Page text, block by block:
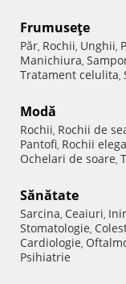
Frumuseţe
Păr, Rochii, Unghii,
Manichiura,
Tratament celulita,
Modă
Rochii, Rochii de
Pantofi, Rochii
Ochelari de soare,
Sănătate
Sarcina, Ceaiuri,
Stomatologie,
Cardiologie,
Psihiatrie